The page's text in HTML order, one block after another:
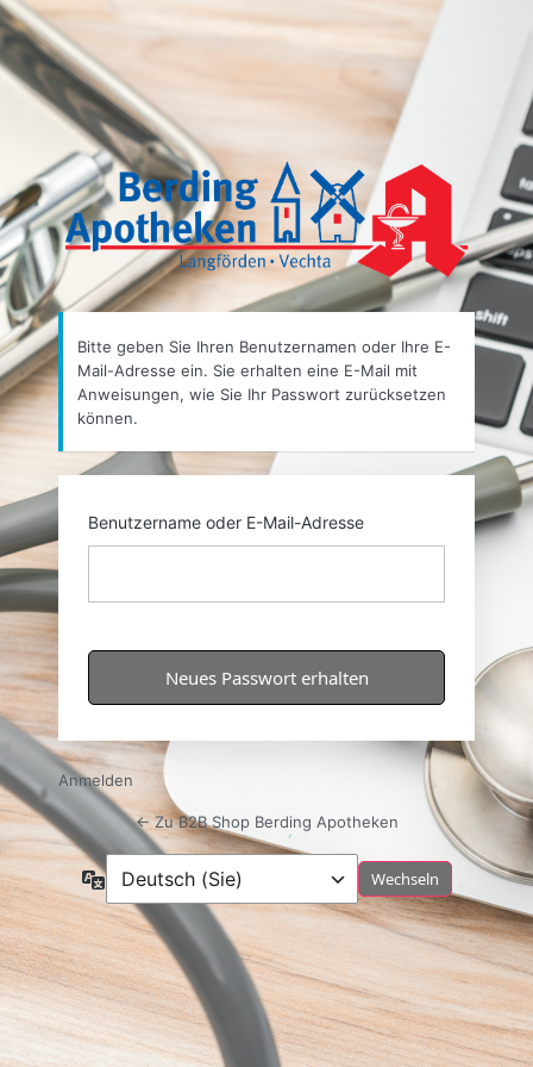
Passwort
zurücksetzen
Bitte geben Sie Ihren Benutzernamen oder Ihre E-
Mail-Adresse ein. Sie erhalten eine E-Mail mit
Anweisungen, wie Sie Ihr Passwort zurücksetzen
können.
Benutzername oder E-Mail-Adresse
Anmelden
← Zu B2B Shop Berding Apotheken
Sprache